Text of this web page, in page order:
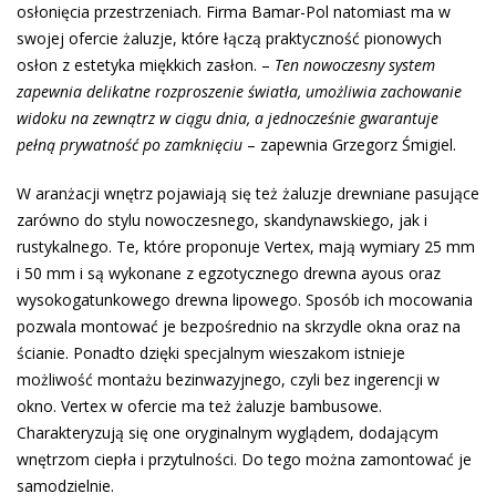
osłonięcia przestrzeniach. Firma Bamar-Pol natomiast ma w
swojej ofercie żaluzje, które łączą praktyczność pionowych
osłon z estetyka miękkich zasłon. – Ten nowoczesny system
zapewnia delikatne rozproszenie światła, umożliwia zachowanie
widoku na zewnątrz w ciągu dnia, a jednocześnie gwarantuje
pełną prywatność po zamknięciu – zapewnia Grzegorz Śmigiel.
W aranżacji wnętrz pojawiają się też żaluzje drewniane pasujące
zarówno do stylu nowoczesnego, skandynawskiego, jak i
rustykalnego. Te, które proponuje Vertex, mają wymiary 25 mm
i 50 mm i są wykonane z egzotycznego drewna ayous oraz
wysokogatunkowego drewna lipowego. Sposób ich mocowania
pozwala montować je bezpośrednio na skrzydle okna oraz na
ścianie. Ponadto dzięki specjalnym wieszakom istnieje
możliwość montażu bezinwazyjnego, czyli bez ingerencji w
okno. Vertex w ofercie ma też żaluzje bambusowe.
Charakteryzują się one oryginalnym wyglądem, dodającym
wnętrzom ciepła i przytulności. Do tego można zamontować je
samodzielnie.